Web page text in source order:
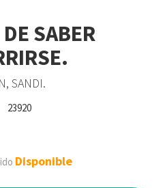
SABER
SANDI.
23920
Disponible